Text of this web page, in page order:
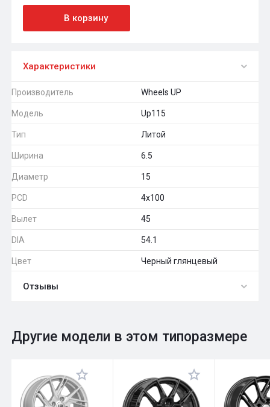
В корзину
Характеристики
Производитель Wheels UP
Модель Up115
Тип Литой
Ширина 6.5
Диаметр 15
PCD 4x100
Вылет 45
DIA 54.1
Цвет Черный глянцевый
Отзывы
Оставить отзыв
Общий рейтинг 0
Другие модели в этом типоразмере